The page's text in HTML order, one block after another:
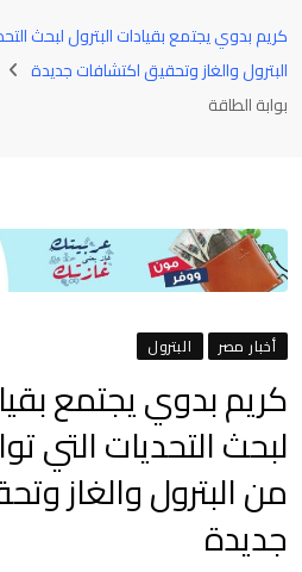
كريم بدوي يجتمع بقيادات البترول لبحث
البترول والغاز وتحقيق اكتشافات جديدة
بوابة الطاقة
أخبار مصر البترول
كريم بدوي يجتمع
لبحث التحديات التي
من البترول والغاز
جديدة